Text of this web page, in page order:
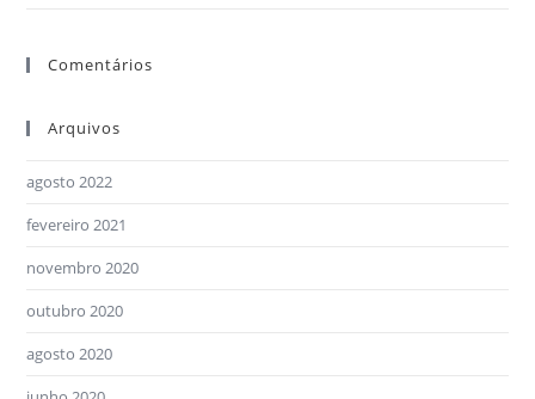
Comentários
Arquivos
agosto 2022
fevereiro 2021
novembro 2020
outubro 2020
agosto 2020